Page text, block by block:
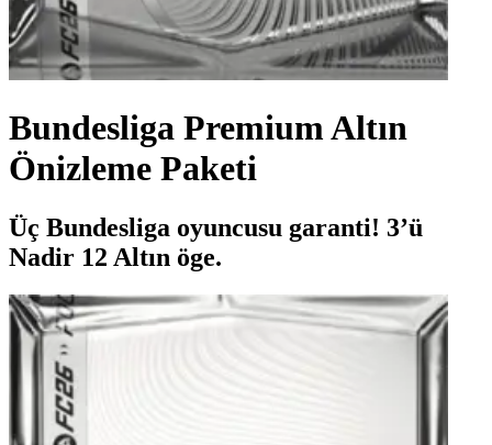
Bundesliga Premium Altın
Önizleme Paketi
Üç Bundesliga oyuncusu garanti! 3’ü
Nadir 12 Altın öge.